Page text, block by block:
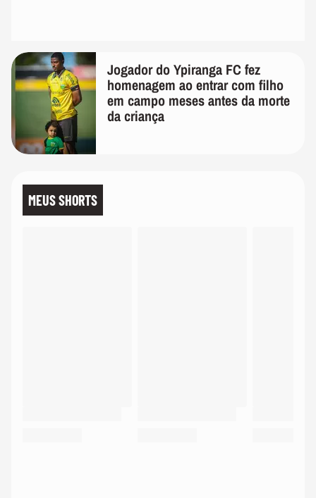
Jogador do Ypiranga FC fez
homenagem ao entrar com filho
em campo meses antes da morte
da criança
MEUS SHORTS